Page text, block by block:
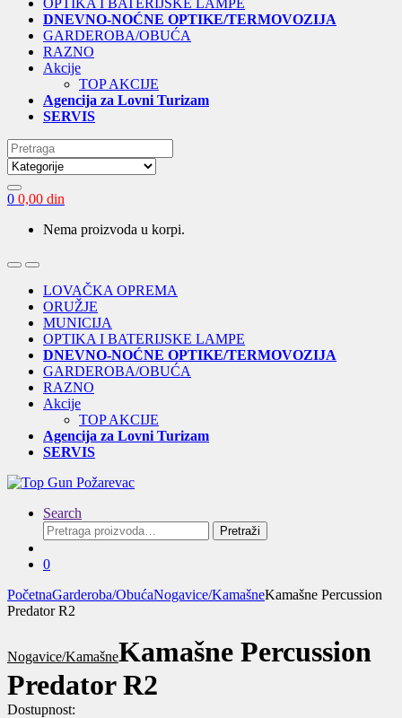
OPTIKA I BATERIJSKE LAMPE
DNEVNO-NOĆNE OPTIKE/TERMOVOZIJA
GARDEROBA/OBUĆA
RAZNO
Akcije
TOP AKCIJE
Agencija za Lovni Turizam
SERVIS
Search
for:
0 0,00 din
Nema proizvoda u korpi.
OpenClose
LOVAČKA OPREMA
ORUŽJE
MUNICIJA
OPTIKA I BATERIJSKE LAMPE
DNEVNO-NOĆNE OPTIKE/TERMOVOZIJA
GARDEROBA/OBUĆA
RAZNO
Akcije
TOP AKCIJE
Agencija za Lovni Turizam
SERVIS
Search
Pretraga
za:
Pretraži
0
PočetnaGarderoba/ObućaNogavice/KamašneKamašne Percussion
Predator R2
Nogavice/KamašneKamašne Percussion
Predator R2
Dostupnost: